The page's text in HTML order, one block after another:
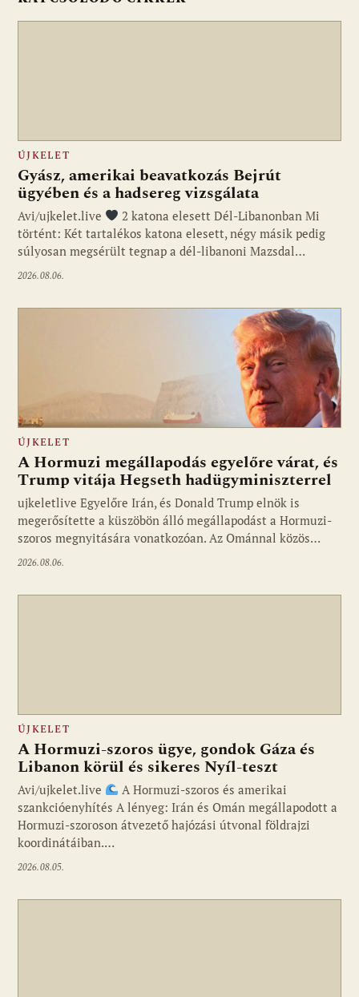
ÚJKELET
Gyász, amerikai beavatkozás Bejrút
ügyében és a hadsereg vizsgálata
Avi/ujkelet.live
2 katona elesett Dél-Libanonban Mi
történt: Két tartalékos katona elesett, négy másik pedig
súlyosan megsérült tegnap a dél-libanoni Mazsdal…
2026.08.06.
Fotó: ujkelet.live
ÚJKELET
A Hormuzi megállapodás egyelőre várat, és
Trump vitája Hegseth hadügyminiszterrel
ujkeletlive Egyelőre Irán, és Donald Trump elnök is
megerősítette a küszöbön álló megállapodást a Hormuzi-
szoros megnyitására vonatkozóan. Az Ománnal közös…
2026.08.06.
ÚJKELET
A Hormuzi-szoros ügye, gondok Gáza és
Libanon körül és sikeres Nyíl-teszt
Avi/ujkelet.live
A Hormuzi-szoros és amerikai
szankcióenyhítés A lényeg: Irán és Omán megállapodott a
Hormuzi-szoroson átvezető hajózási útvonal földrajzi
koordinátáiban.…
2026.08.05.